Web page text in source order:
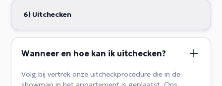
6) Uitchecken
Wanneer en hoe kan ik uitchecken?
Volg bij vertrek onze uitcheckprocedure die in de